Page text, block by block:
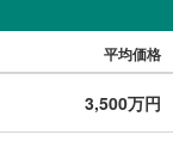
平均価格
3,500万円